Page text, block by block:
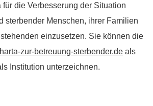
die Verbesserung der Situation
sterbender Menschen, ihrer Familien
einzusetzen. Sie können die
zur-betreuung-sterbender.de als
Institution unterzeichnen.